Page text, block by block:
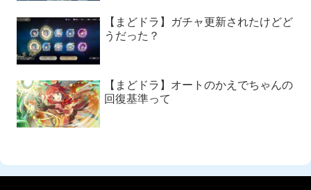
【まどドラ】ガチャ更新されたけどど
うだった？
【まどドラ】オートのかえでちゃんの
回復基準って